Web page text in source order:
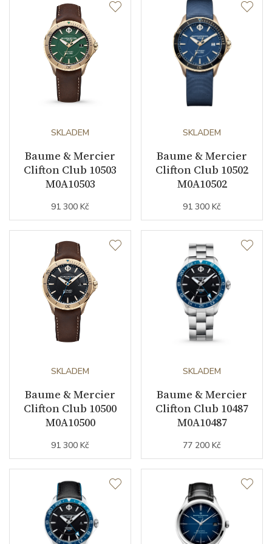
Materiál řemínku
Barva řemínku
Doplňující údaje
nepodnikatelé (měsíců)
Modelová řada Clifton
SKLADEM
Baume & Mercier
Clifton Club 10503
M0A10503
91 300 Kč
SKLADEM
Baume & Mercier
Clifton Club 10502
M0A10502
91 300 Kč
SKLADEM
Baume & Mercier
Clifton Club 10500
M0A10500
91 300 Kč
SKLADEM
Baume & Mercier
Clifton Club 10487
M0A10487
77 200 Kč